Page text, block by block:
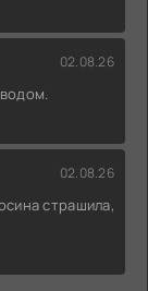
02.08.26
02.08.26
страшила,